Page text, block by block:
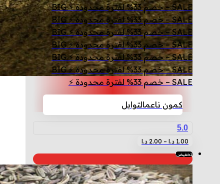
SALE – خصم 33% لفترة محدودة ⚡ BIG
SALE – خصم 33% لفترة محدودة ⚡ BIG
SALE – خصم 33% لفترة محدودة ⚡ BIG
SALE – خصم 33% لفترة محدودة ⚡ BIG
SALE – خصم 33% لفترة محدودة ⚡ BIG
SALE – خصم 33% لفترة محدودة ⚡ BIG
SALE – خصم 33% لفترة محدودة ⚡
كمون ناعمالتوابل
5.0
1.00 د.ا –
2.00 د.انطاق
خلال
العديد
من
الأشكال
تخفيض!